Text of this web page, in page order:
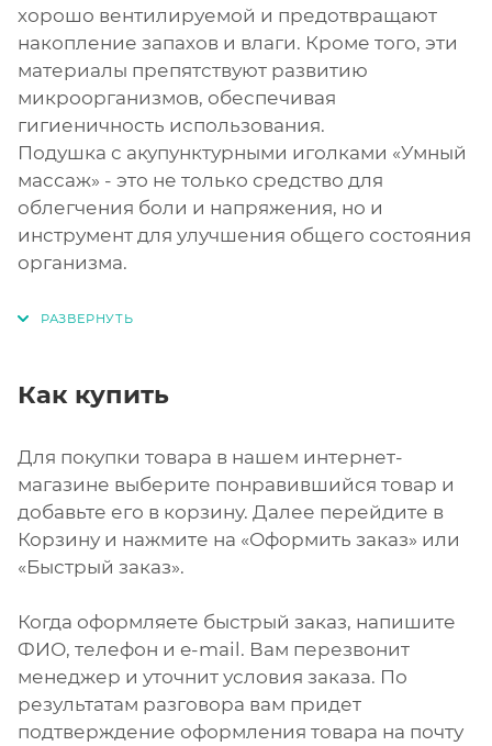
хорошо вентилируемой и предотвращают
накопление запахов и влаги. Кроме того, эти
материалы препятствуют развитию
микроорганизмов, обеспечивая
гигиеничность использования.
Подушка с акупунктурными иголками «Умный
массаж» - это не только средство для
облегчения боли и напряжения, но и
инструмент для улучшения общего состояния
организма.
Как купить
Для покупки товара в нашем интернет-
магазине выберите понравившийся товар и
добавьте его в корзину. Далее перейдите в
Корзину и нажмите на «Оформить заказ» или
«Быстрый заказ».
Когда оформляете быстрый заказ, напишите
ФИО, телефон и e-mail. Вам перезвонит
менеджер и уточнит условия заказа. По
результатам разговора вам придет
подтверждение оформления товара на почту